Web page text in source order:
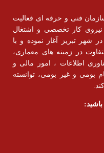
فنی و حرفه ای فعالیت
هدف آموزش نیروی کار تخصصی و اشتغال
شهر تبریز آغاز نموده و با
در زمینه های معماری،
اطلاعات ، امور مالی و
بومی و غیر بومی، توانسته
باشید: